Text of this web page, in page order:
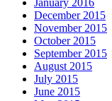
January 2016
December 2015
November 2015
October 2015
September 2015
August 2015
July 2015
June 2015